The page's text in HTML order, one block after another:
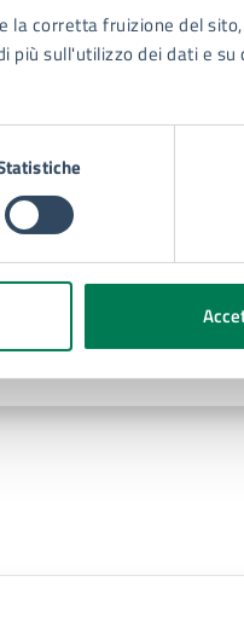
la corretta fruizione del
più sull'utilizzo dei dati e